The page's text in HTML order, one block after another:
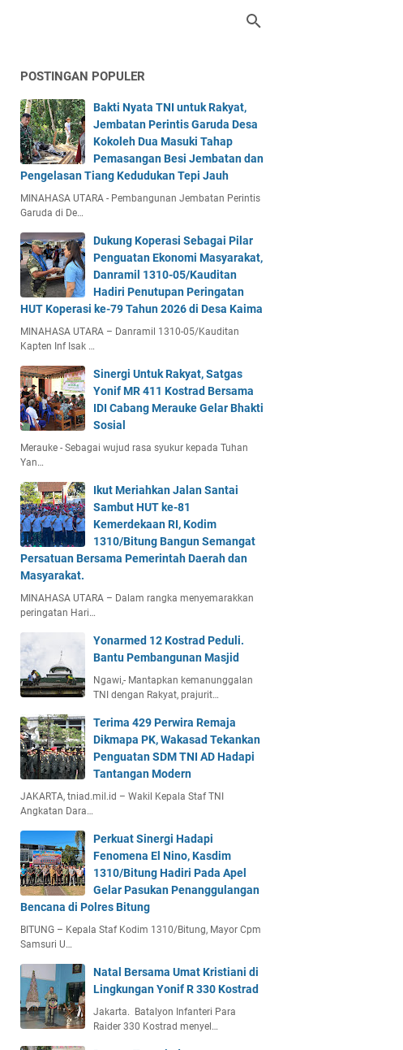
POSTINGAN POPULER
Bakti Nyata TNI untuk Rakyat,
Jembatan Perintis Garuda Desa
Kokoleh Dua Masuki Tahap
Pemasangan Besi Jembatan dan
Pengelasan Tiang Kedudukan Tepi Jauh
MINAHASA UTARA - Pembangunan Jembatan Perintis
Garuda di De…
Dukung Koperasi Sebagai Pilar
Penguatan Ekonomi Masyarakat,
Danramil 1310-05/Kauditan
Hadiri Penutupan Peringatan
HUT Koperasi ke-79 Tahun 2026 di Desa Kaima
MINAHASA UTARA – Danramil 1310-05/Kauditan
Kapten Inf Isak …
Sinergi Untuk Rakyat, Satgas
Yonif MR 411 Kostrad Bersama
IDI Cabang Merauke Gelar Bhakti
Sosial
Merauke - Sebagai wujud rasa syukur kepada Tuhan
Yan…
Ikut Meriahkan Jalan Santai
Sambut HUT ke-81
Kemerdekaan RI, Kodim
1310/Bitung Bangun Semangat
Persatuan Bersama Pemerintah Daerah dan
Masyarakat.
MINAHASA UTARA – Dalam rangka menyemarakkan
peringatan Hari…
Yonarmed 12 Kostrad Peduli.
Bantu Pembangunan Masjid
Ngawi,- Mantapkan kemanunggalan
TNI dengan Rakyat, prajurit…
Terima 429 Perwira Remaja
Dikmapa PK, Wakasad Tekankan
Penguatan SDM TNI AD Hadapi
Tantangan Modern
JAKARTA, tniad.mil.id – Wakil Kepala Staf TNI
Angkatan Dara…
Perkuat Sinergi Hadapi
Fenomena El Nino, Kasdim
1310/Bitung Hadiri Pada Apel
Gelar Pasukan Penanggulangan
Bencana di Polres Bitung
BITUNG – Kepala Staf Kodim 1310/Bitung, Mayor Cpm
Samsuri U…
Natal Bersama Umat Kristiani di
Lingkungan Yonif R 330 Kostrad
Jakarta. Batalyon Infanteri Para
Raider 330 Kostrad menyel…